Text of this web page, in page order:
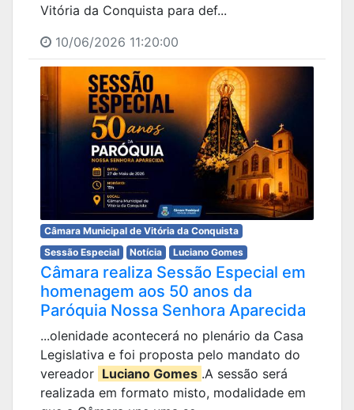
Vitória da Conquista para def...
10/06/2026 11:20:00
Câmara Municipal de Vitória da Conquista
Sessão Especial
Notícia Luciano Gomes
Câmara realiza Sessão Especial em
homenagem aos 50 anos da
Paróquia Nossa Senhora Aparecida
...olenidade acontecerá no plenário da Casa
Legislativa e foi proposta pelo mandato do
vereador Luciano Gomes .A sessão será
realizada em formato misto, modalidade em